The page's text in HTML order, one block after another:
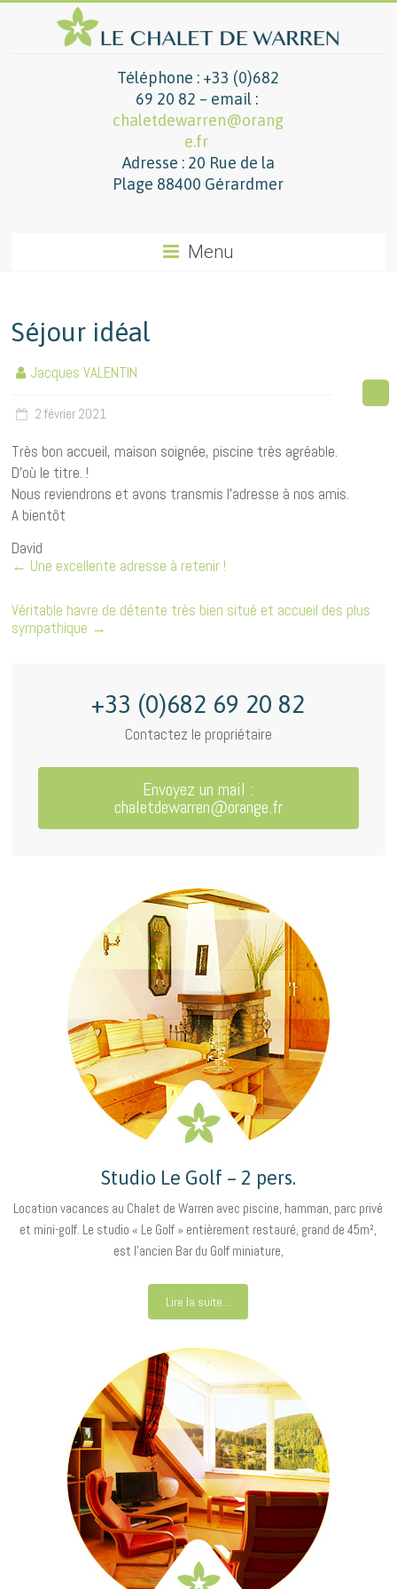
Téléphone : +33 (0)682
69 20 82 – email :
chaletdewarren@orang
e.fr
Adresse : 20 Rue de la
Plage 88400 Gérardmer
Menu
Séjour idéal
Jacques VALENTIN
2 février 2021
Très bon accueil, maison soignée, piscine très agréable.
D’où le titre. !
Nous reviendrons et avons transmis l’adresse à nos amis.
A bientôt
David
← Une excellente adresse à retenir !
Véritable havre de détente très bien situé et accueil des plus
sympathique →
+33 (0)682 69 20 82
Contactez le propriétaire
Envoyez un mail :
chaletdewarren@orange.fr
Studio Le Golf – 2 pers.
Location vacances au Chalet de Warren avec piscine, hamman, parc privé
et mini-golf. Le studio « Le Golf » entièrement restauré, grand de 45m²,
est l’ancien Bar du Golf miniature,
Lire la suite...